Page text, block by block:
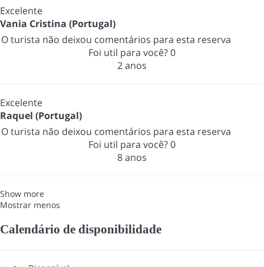
Excelente
Vania Cristina (Portugal)
O turista não deixou comentários para esta reserva
Foi util para você?0
2 anos
Excelente
Raquel (Portugal)
O turista não deixou comentários para esta reserva
Foi util para você?0
8 anos
Show more
Mostrar menos
Calendário de disponibilidade